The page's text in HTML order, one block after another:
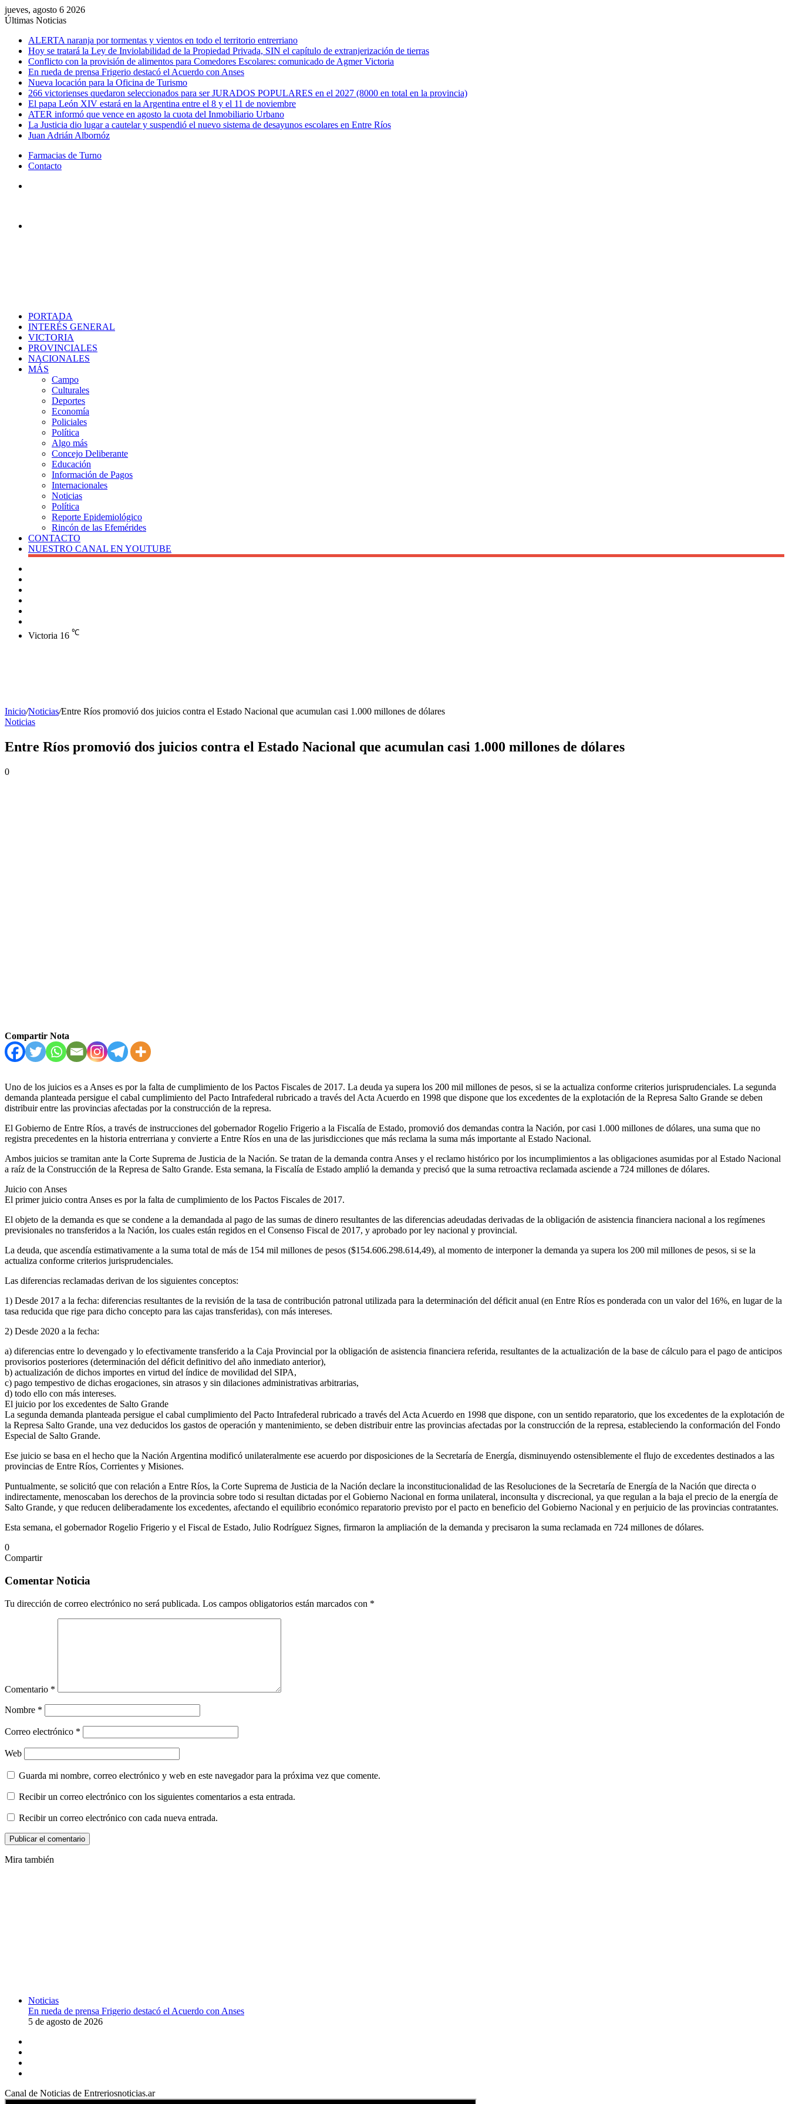
jueves, agosto 6 2026
Últimas Noticias
ALERTA naranja por tormentas y vientos en todo el territorio entrerriano
Hoy se tratará la Ley de Inviolabilidad de la Propiedad Privada, SIN el capítulo de extranjerización de tierras
Conflicto con la provisión de alimentos para Comedores Escolares: comunicado de Agmer Victoria
En rueda de prensa Frigerio destacó el Acuerdo con Anses
Nueva locación para la Oficina de Turismo
266 victorienses quedaron seleccionados para ser JURADOS POPULARES en el 2027 (8000 en total en la provincia)
El papa León XIV estará en la Argentina entre el 8 y el 11 de noviembre
ATER informó que vence en agosto la cuota del Inmobiliario Urbano
La Justicia dio lugar a cautelar y suspendió el nuevo sistema de desayunos escolares en Entre Ríos
Juan Adrián Albornóz
Farmacias de Turno
Contacto
PORTADA
INTERÉS GENERAL
VICTORIA
PROVINCIALES
NACIONALES
MÁS
Campo
Culturales
Deportes
Economía
Policiales
Política
Algo más
Concejo Deliberante
Educación
Información de Pagos
Internacionales
Noticias
Política
Reporte Epidemiológico
Rincón de las Efemérides
CONTACTO
NUESTRO CANAL EN YOUTUBE
Victoria 16 ℃
Inicio/Noticias/Entre Ríos promovió dos juicios contra el Estado Nacional que acumulan casi 1.000 millones de dólares
Noticias
Entre Ríos promovió dos juicios contra el Estado Nacional que acumulan casi 1.000 millones de dólares
0
Compartir Nota
Uno de los juicios es a Anses es por la falta de cumplimiento de los Pactos Fiscales de 2017. La deuda ya supera los 200 mil millones de pesos, si se la actualiza conforme criterios jurisprudenciales. La segunda
demanda planteada persigue el cabal cumplimiento del Pacto Intrafederal rubricado a través del Acta Acuerdo en 1998 que dispone que los excedentes de la explotación de la Represa Salto Grande se deben
distribuir entre las provincias afectadas por la construcción de la represa.
El Gobierno de Entre Ríos, a través de instrucciones del gobernador Rogelio Frigerio a la Fiscalía de Estado, promovió dos demandas contra la Nación, por casi 1.000 millones de dólares, una suma que no
registra precedentes en la historia entrerriana y convierte a Entre Ríos en una de las jurisdicciones que más reclama la suma más importante al Estado Nacional.
Ambos juicios se tramitan ante la Corte Suprema de Justicia de la Nación. Se tratan de la demanda contra Anses y el reclamo histórico por los incumplimientos a las obligaciones asumidas por al Estado Nacional
a raíz de la Construcción de la Represa de Salto Grande. Esta semana, la Fiscalía de Estado amplió la demanda y precisó que la suma retroactiva reclamada asciende a 724 millones de dólares.
Juicio con Anses
El primer juicio contra Anses es por la falta de cumplimiento de los Pactos Fiscales de 2017.
El objeto de la demanda es que se condene a la demandada al pago de las sumas de dinero resultantes de las diferencias adeudadas derivadas de la obligación de asistencia financiera nacional a los regímenes
previsionales no transferidos a la Nación, los cuales están regidos en el Consenso Fiscal de 2017, y aprobado por ley nacional y provincial.
La deuda, que ascendía estimativamente a la suma total de más de 154 mil millones de pesos ($154.606.298.614,49), al momento de interponer la demanda ya supera los 200 mil millones de pesos, si se la
actualiza conforme criterios jurisprudenciales.
Las diferencias reclamadas derivan de los siguientes conceptos:
1) Desde 2017 a la fecha: diferencias resultantes de la revisión de la tasa de contribución patronal utilizada para la determinación del déficit anual (en Entre Ríos es ponderada con un valor del 16%, en lugar de la
tasa reducida que rige para dicho concepto para las cajas transferidas), con más intereses.
2) Desde 2020 a la fecha:
a) diferencias entre lo devengado y lo efectivamente transferido a la Caja Provincial por la obligación de asistencia financiera referida, resultantes de la actualización de la base de cálculo para el pago de anticipos
provisorios posteriores (determinación del déficit definitivo del año inmediato anterior),
b) actualización de dichos importes en virtud del índice de movilidad del SIPA,
c) pago tempestivo de dichas erogaciones, sin atrasos y sin dilaciones administrativas arbitrarias,
d) todo ello con más intereses.
El juicio por los excedentes de Salto Grande
La segunda demanda planteada persigue el cabal cumplimiento del Pacto Intrafederal rubricado a través del Acta Acuerdo en 1998 que dispone, con un sentido reparatorio, que los excedentes de la explotación de
la Represa Salto Grande, una vez deducidos los gastos de operación y mantenimiento, se deben distribuir entre las provincias afectadas por la construcción de la represa, estableciendo la conformación del Fondo
Especial de Salto Grande.
Ese juicio se basa en el hecho que la Nación Argentina modificó unilateralmente ese acuerdo por disposiciones de la Secretaría de Energía, disminuyendo ostensiblemente el flujo de excedentes destinados a las
provincias de Entre Ríos, Corrientes y Misiones.
Puntualmente, se solicitó que con relación a Entre Ríos, la Corte Suprema de Justicia de la Nación declare la inconstitucionalidad de las Resoluciones de la Secretaría de Energía de la Nación que directa o
indirectamente, menoscaban los derechos de la provincia sobre todo si resultan dictadas por el Gobierno Nacional en forma unilateral, inconsulta y discrecional, ya que regulan a la baja el precio de la energía de
Salto Grande, y que reducen deliberadamente los excedentes, afectando el equilibrio económico reparatorio previsto por el pacto en beneficio del Gobierno Nacional y en perjuicio de las provincias contratantes.
Esta semana, el gobernador Rogelio Frigerio y el Fiscal de Estado, Julio Rodríguez Signes, firmaron la ampliación de la demanda y precisaron la suma reclamada en 724 millones de dólares.
0
Compartir
por
electrónico
Comentar Noticia
Tu dirección de correo electrónico no será publicada. Los campos obligatorios están marcados con *
Comentario *
Nombre *
Correo electrónico *
Web
Guarda mi nombre, correo electrónico y web en este navegador para la próxima vez que comente.
Recibir un correo electrónico con los siguientes comentarios a esta entrada.
Recibir un correo electrónico con cada nueva entrada.
Mira también
Noticias
En rueda de prensa Frigerio destacó el Acuerdo con Anses
5 de agosto de 2026
Canal de Noticias de Entreriosnoticias.ar